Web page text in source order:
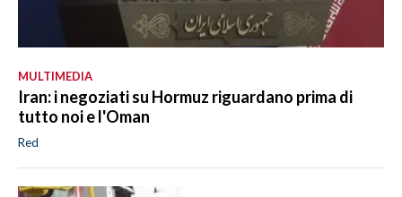
MULTIMEDIA
Iran: i negoziati su Hormuz riguardano prima di
tutto noi e l'Oman
Red